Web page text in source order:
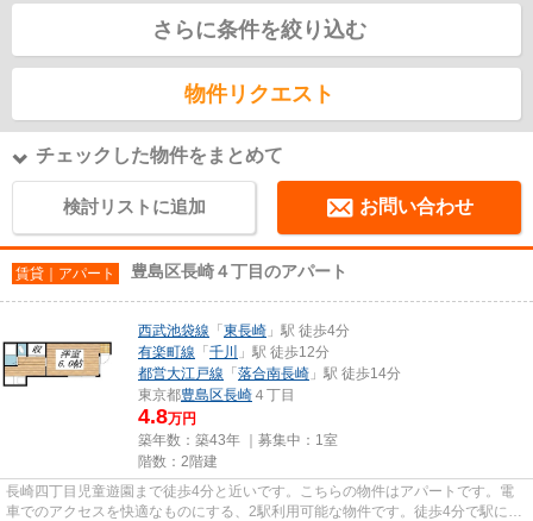
さらに条件を絞り込む
物件リクエスト
チェックした物件をまとめて
検討リストに追加 お問い合わせ
賃貸｜アパート 豊島区長崎４丁目のアパート
西武池袋線 「 東長崎 」駅 徒歩4分
有楽町線 「 千川
」駅 徒歩12分
都営大江戸線 「 落合南長崎 」駅 徒歩14分
東京都豊島区長崎 ４丁目
4.8万円
築年数：築43年 ｜募集中： 1室
階数：2階建
長崎四丁目児童遊園まで徒歩4分と近いです。こちらの物件はアパートです。電
車でのアクセスを快適なものにする、2駅利用可能な物件です。徒歩4分で駅にア